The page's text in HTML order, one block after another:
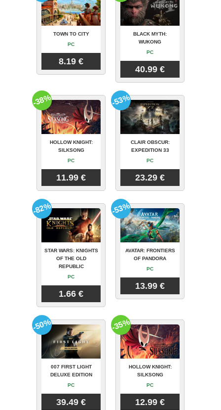
TOWN TO CITY
PC
8.19 €
BLACK MYTH:
WUKONG
PC
40.99 €
HOLLOW KNIGHT:
SILKSONG
PC
11.99 €
-38%
CLAIR OBSCUR:
EXPEDITION 33
PC
23.29 €
-53%
STAR WARS: KNIGHTS
OF THE OLD
REPUBLIC
PC
1.66 €
-82%
AVATAR: FRONTIERS
OF PANDORA
PC
13.99 €
-53%
007 FIRST LIGHT
DELUXE EDITION
PC
39.49 €
-50%
HOLLOW KNIGHT:
SILKSONG
PC
12.99 €
-35%